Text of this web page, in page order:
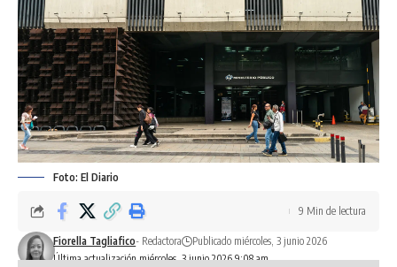
Foto: El Diario
Última actualización miércoles, 3 junio 2026 9:08 am
Fiorella Tagliafico- Redactora Publicado miércoles, 3 junio 2026
9 Min de lectura